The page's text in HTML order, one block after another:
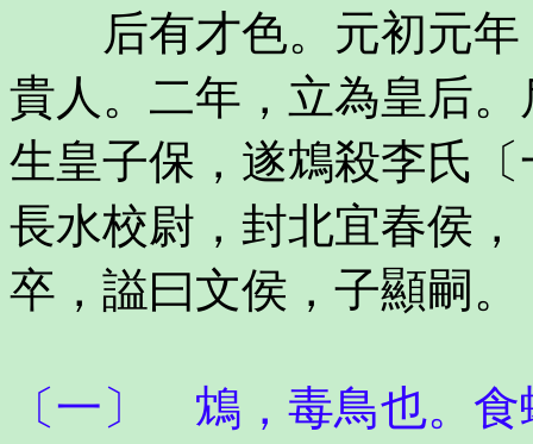
后有才色。元初元年
貴人。二年，立為皇后
生皇子保，遂鴆殺李氏
長水校尉，封北宜春侯
卒，謚曰文侯，子顯嗣。
〔一〕 鴆，毒鳥也。